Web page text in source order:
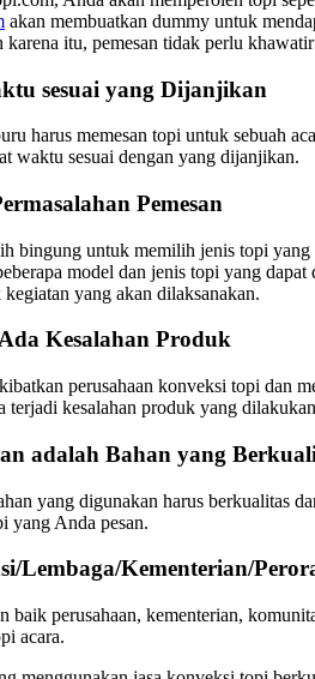
akan membuatkan dummy untuk
itu, pemesan tidak perlu
sesuai yang Dijanjikan
harus memesan topi untuk sebuah
waktu sesuai dengan yang dijanjikan.
Pemesan
bingung untuk memilih jenis topi
model dan jenis topi yang
yang akan dilaksanakan.
Kesalahan Produk
perusahaan konveksi topi dan
terjadi kesalahan produk yang
adalah Bahan yang
yang digunakan harus berkualitas
yang Anda pesan.
Lembaga/Kementerian/
baik perusahaan, kementerian,
acara.